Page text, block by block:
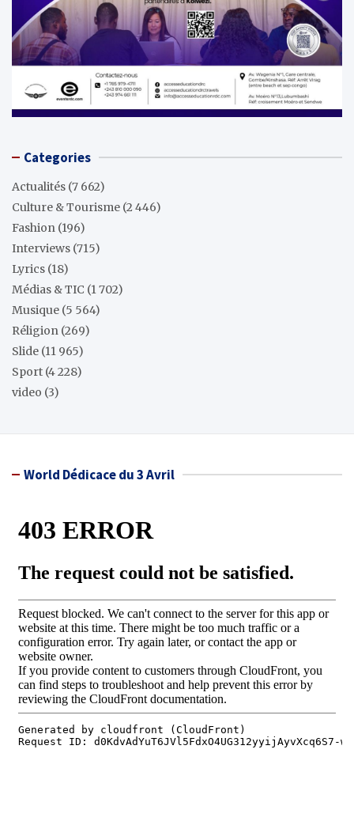
Categories
Actualités (7 662)
Culture & Tourisme (2 446)
Fashion (196)
Interviews (715)
Lyrics (18)
Médias & TIC (1 702)
Musique (5 564)
Réligion (269)
Slide (11 965)
Sport (4 228)
video (3)
World Dédicace du 3 Avril